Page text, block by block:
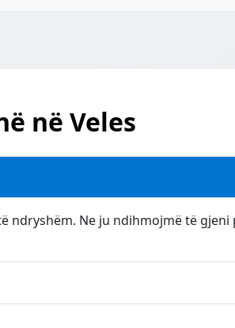
në Veles
ndryshëm. Ne ju ndihmojmë të